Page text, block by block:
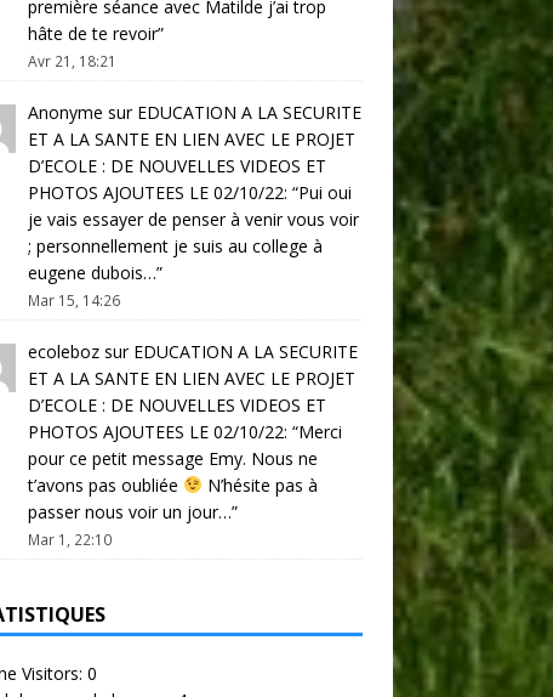
première séance avec Matilde j’ai trop
hâte de te revoir”
Avr 21, 18:21
Anonyme sur EDUCATION A LA SECURITE
ET A LA SANTE EN LIEN AVEC LE PROJET
D’ECOLE : DE NOUVELLES VIDEOS ET
PHOTOS AJOUTEES LE 02/10/22: “Pui oui
je vais essayer de penser à venir vous voir
; personnellement je suis au college à
eugene dubois…”
Mar 15, 14:26
ecolebozsur EDUCATION A LA SECURITE
ET A LA SANTE EN LIEN AVEC LE PROJET
D’ECOLE : DE NOUVELLES VIDEOS ET
PHOTOS AJOUTEES LE 02/10/22: “Merci
pour ce petit message Emy. Nous ne
t’avons pas oubliée
N’hésite pas à
passer nous voir un jour…”
Mar 1, 22:10
Visitors: 0